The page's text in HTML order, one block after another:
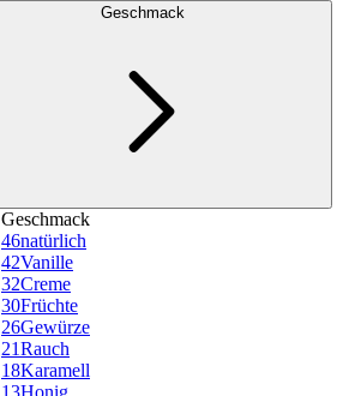
Geschmack
Geschmack
46natürlich
42Vanille
32Creme
30Früchte
26Gewürze
21Rauch
18Karamell
13Honig